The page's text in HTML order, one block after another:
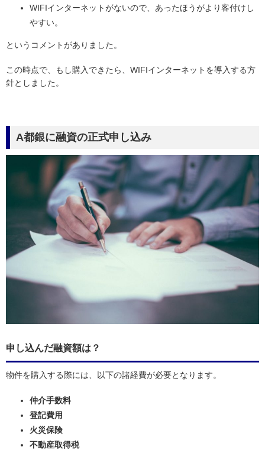
WIFIインターネットがないので、あったほうがより客付けし
やすい。
というコメントがありました。
この時点で、もし購入できたら、WIFIインターネットを導入する方
針としました。
A都銀に融資の正式申し込み
申し込んだ融資額は？
物件を購入する際には、以下の諸経費が必要となります。
仲介手数料
登記費用
火災保険
不動産取得税